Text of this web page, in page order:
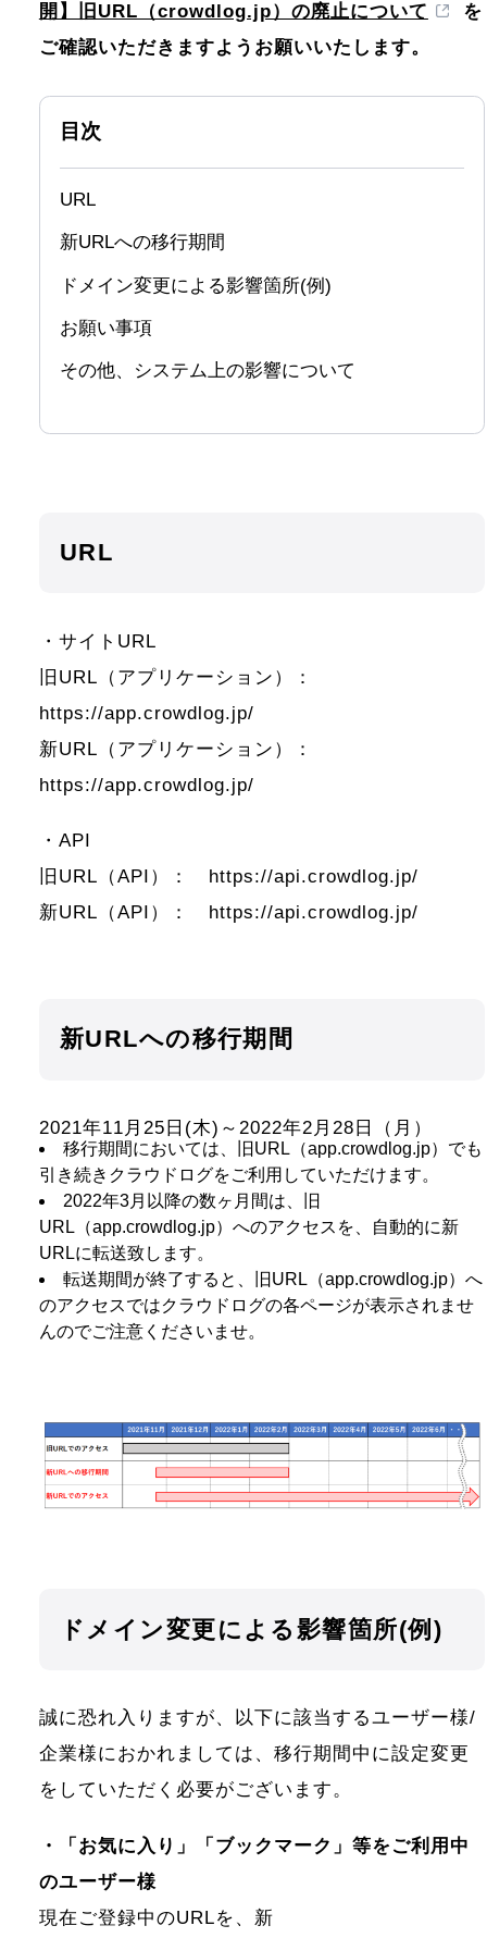
開】旧URL（crowdlog.jp）の廃止について
を
ご確認いただきますようお願いいたします。
目次
URL
新URLへの移行期間
ドメイン変更による影響箇所(例)
お願い事項
その他、システム上の影響について
URL
・サイトURL
旧URL（アプリケーション）：
https://app.crowdlog.jp/
新URL（アプリケーション）：
https://app.crowdlog.jp/
・API
旧URL（API）： https://api.crowdlog.jp/
新URL（API）： https://api.crowdlog.jp/
新URLへの移行期間
2021年11月25日(木)～2022年2月28日（月）
移行期間においては、旧URL（app.crowdlog.jp）でも
引き続きクラウドログをご利用していただけます。
2022年3月以降の数ヶ月間は、旧
URL（app.crowdlog.jp）へのアクセスを、自動的に新
URLに転送致します。
転送期間が終了すると、旧URL（app.crowdlog.jp）へ
のアクセスではクラウドログの各ページが表示されませ
んのでご注意くださいませ。
ドメイン変更による影響箇所(例)
誠に恐れ入りますが、以下に該当するユーザー様/
企業様におかれましては、移行期間中に設定変更
をしていただく必要がございます。
・「お気に入り」「ブックマーク」等をご利用中
のユーザー様
現在ご登録中のURLを、新